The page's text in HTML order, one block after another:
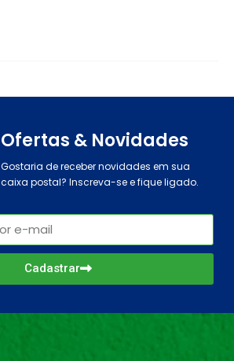
Ofertas & Novidades
Gostaria de receber novidades em sua
caixa postal? Inscreva-se e fique ligado.
Cadastrar